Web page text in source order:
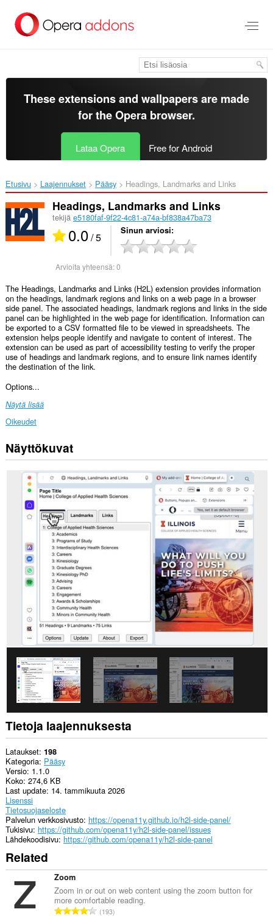
pääsisältöön
These extensions and wallpapers are made
for theOpera browser.
Lataa Opera Free for Android
Etusivu Laajennukset Pääsy Headings, Landmarks and Links‎
Headings, Landmarks and Links
tekijä e5180faf-9f22-4c81-a74a-bf838a47ba73
0.0/ 5 Sinun arviosi
Arvioita yhteensä:0
The Headings, Landmarks and Links (H2L) extension provides information
on the headings, landmark regions and links on a web page in a browser
side panel. The associated headings, landmark regions and links in the side
panel can be highlighted in the web page for identification. Information can
be exported to a CSV formatted file to be viewed in spreadsheets. The
extension helps people identify and navigate to content of interest. The
extension can be used as part of accessibility testing to verify the proper
use of headings and landmark regions, and to ensure link names identify
the destination of the link.
Options...
Näytä lisää
Oikeudet
Laajennuksella
on
tietoihisi
kaikissa
verkkosivustoissa.
Laajennus
sivupalkkiin.
Näyttökuvat
Tietoja laajennuksesta
Lataukset 198
Kategoria Pääsy
Versio 1.1.0
Koko 274,6 KB
Last update 14. tammikuuta 2026
Lisenssi
Tietosuojaseloste
Palvelun verkkosivusto https://opena11y.github.io/h2l-side-panel/
Tukisivu https://github.com/opena11y/h2l-side-panel/issues
Lähdekoodisivu https://github.com/opena11y/h2l-side-panel
Related
Zoom
Zoom in or out on web content using the zoom button for
more comfortable reading.
A193